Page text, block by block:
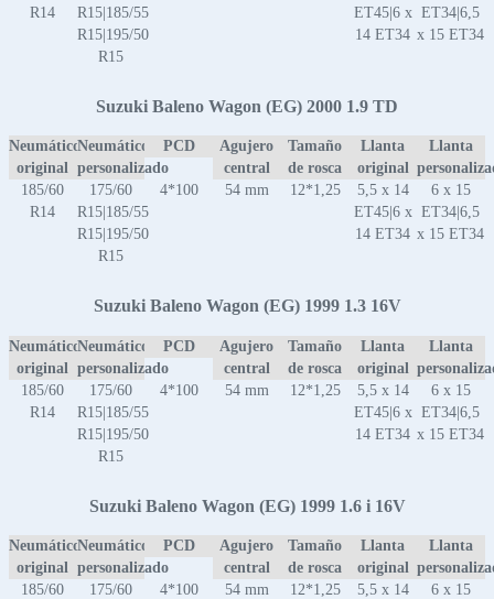
R14
R15|185/55
R15|195/50
R15
ET45|6 x
14 ET34
ET34|6,5
x 15 ET34
Suzuki Baleno Wagon (EG) 2000 1.9 TD
Neumático
original
Neumático
personalizado
PCD
Agujero
central
Tamaño
de rosca
Llanta
original
Llanta
185/60
R14
175/60
R15|185/55
R15|195/50
R15
4*100 54 mm 12*1,25
5,5 x 14
ET45|6 x
14 ET34
6 x 15
ET34|6,5
x 15 ET34
Suzuki Baleno Wagon (EG) 1999 1.3 16V
Neumático
original
Neumático
personalizado
PCD
Agujero
central
Tamaño
de rosca
Llanta
original
Llanta
185/60
R14
175/60
R15|185/55
R15|195/50
R15
4*100 54 mm 12*1,25
5,5 x 14
ET45|6 x
14 ET34
6 x 15
ET34|6,5
x 15 ET34
Suzuki Baleno Wagon (EG) 1999 1.6 i 16V
Neumático
original
Neumático
personalizado
PCD
Agujero
central
Tamaño
de rosca
Llanta
original
Llanta
185/60
175/60
4*100 54 mm 12*1,25
5,5 x 14
6 x 15